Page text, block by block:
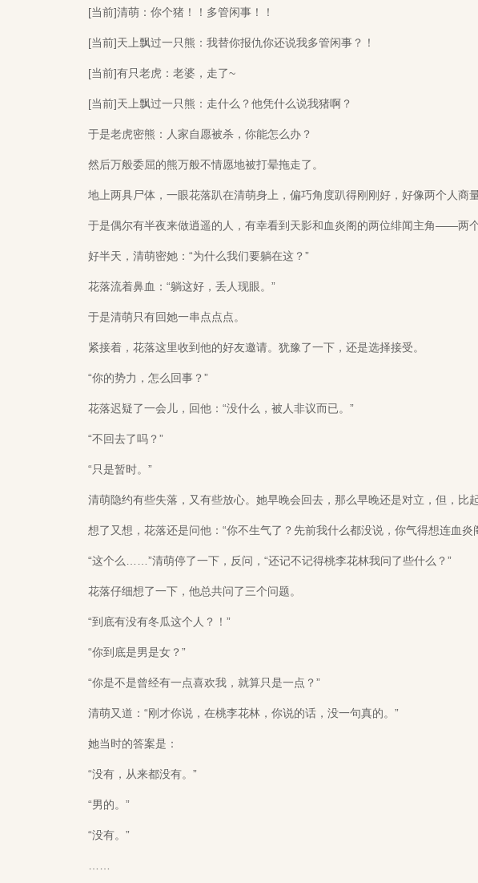
[当前]清萌：你个猪！！多管闲事！！
[当前]天上飘过一只熊：我替你报仇你还说我多管闲事？！
[当前]有只老虎：老婆，走了~
[当前]天上飘过一只熊：走什么？他凭什么说我猪啊？
于是老虎密熊：人家自愿被杀，你能怎么办？
然后万般委屈的熊万般不情愿地被打晕拖走了。
地上两具尸体，一眼花落趴在清萌身上，偏巧角度趴得刚刚好，好像两个人商量
于是偶尔有半夜来做逍遥的人，有幸看到天影和血炎阁的两位绯闻主角——两
好半天，清萌密她：“为什么我们要躺在这？”
花落流着鼻血：“躺这好，丢人现眼。”
于是清萌只有回她一串点点点。
紧接着，花落这里收到他的好友邀请。犹豫了一下，还是选择接受。
“你的势力，怎么回事？”
花落迟疑了一会儿，回他：“没什么，被人非议而已。”
“不回去了吗？”
“只是暂时。”
清萌隐约有些失落，又有些放心。她早晚会回去，那么早晚还是对立，但，比起
想了又想，花落还是问他：“你不生气了？先前我什么都没说，你气得想连血炎
“这个么……”清萌停了一下，反问，“还记不记得桃李花林我问了些什么？”
花落仔细想了一下，他总共问了三个问题。
“到底有没有冬瓜这个人？！”
“你到底是男是女？”
“你是不是曾经有一点喜欢我，就算只是一点？”
清萌又道：“刚才你说，在桃李花林，你说的话，没一句真的。”
她当时的答案是：
“没有，从来都没有。”
“男的。”
“没有。”